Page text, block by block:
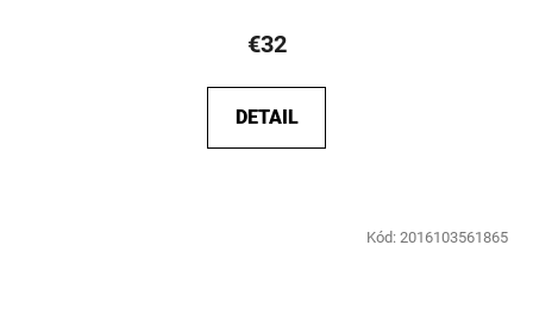
€32
DETAIL
Kód: 2016103561865